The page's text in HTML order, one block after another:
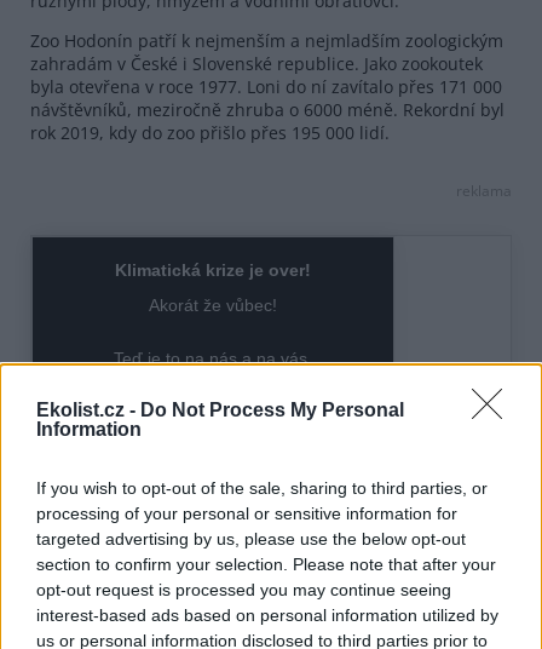
Ekolist.cz - Do Not Process My Personal
Information
If you wish to opt-out of the sale, sharing to third parties, or
processing of your personal or sensitive information for
targeted advertising by us, please use the below opt-out
section to confirm your selection. Please note that after your
opt-out request is processed you may continue seeing
interest-based ads based on personal information utilized by
us or personal information disclosed to third parties prior to
Zoo Hodonín patří k nejmenším a nejmladším zoologickým
zahradám v České i Slovenské republice. Jako zookoutek
byla otevřena v roce 1977. Loni do ní zavítalo přes 171 000
návštěvníků, meziročně zhruba o 6000 méně. Rekordní byl
rok 2019, kdy do zoo přišlo přes 195 000 lidí.
reklama